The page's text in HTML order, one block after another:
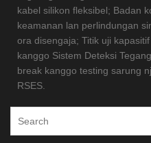
kabel silikon fleksibel; Badan
keamanan lan perlindungan
ora disengaja; Titik uji
kanggo Sistem Deteksi
break kanggo testing sarung
RSES.